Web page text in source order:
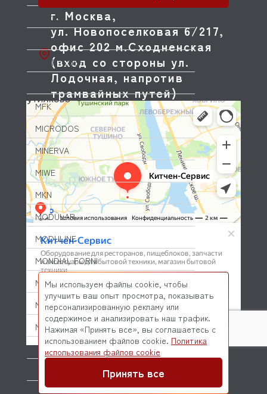
MEIKO
MENUMASTER (AMANA)
MERRYCHEF
METOS
MFK
MICRODOS
MINERVA
MIWE
MKN
MODULAR
MODULINE
MONDIAL FORNI
MONO
MONOLITH
MORELLO FORNI
MORETTI
г. Москва,
ул. Новопоселковая 6/217,
офис 202 м.Сходненская
(вход со стороны ул.
Лодочная, напротив
трамвайных путей)
© 2026 Kitchen-Service.com Интернет-магазин запчастей
и оборудования профессиональной кухни
Мы используем файлы cookie, чтобы
улучшить ваш опыт просмотра, показывать
персонализированную рекламу или
содержимое и анализировать наш трафик.
Нажимая «Принять все», вы соглашаетесь с
использованием файлов cookie. Политика
использования файлов cookie
Принять все